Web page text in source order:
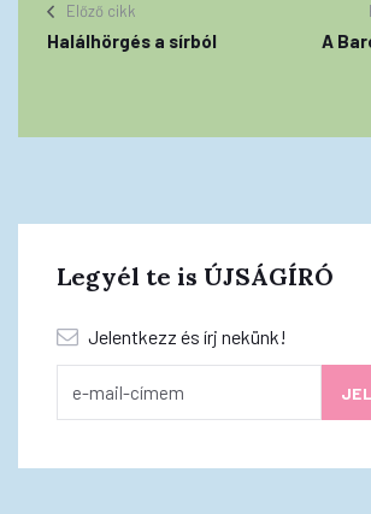
Előző cikk
Halálhörgés a sírból
A
Legyél te is ÚJSÁGÍRÓ
Jelentkezz és írj nekünk!